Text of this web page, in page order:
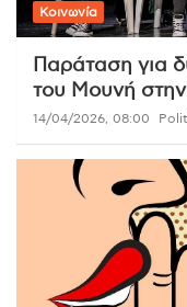
Κοινωνία
Παράταση για
του Μουνή στην
14/04/2026, 08:00